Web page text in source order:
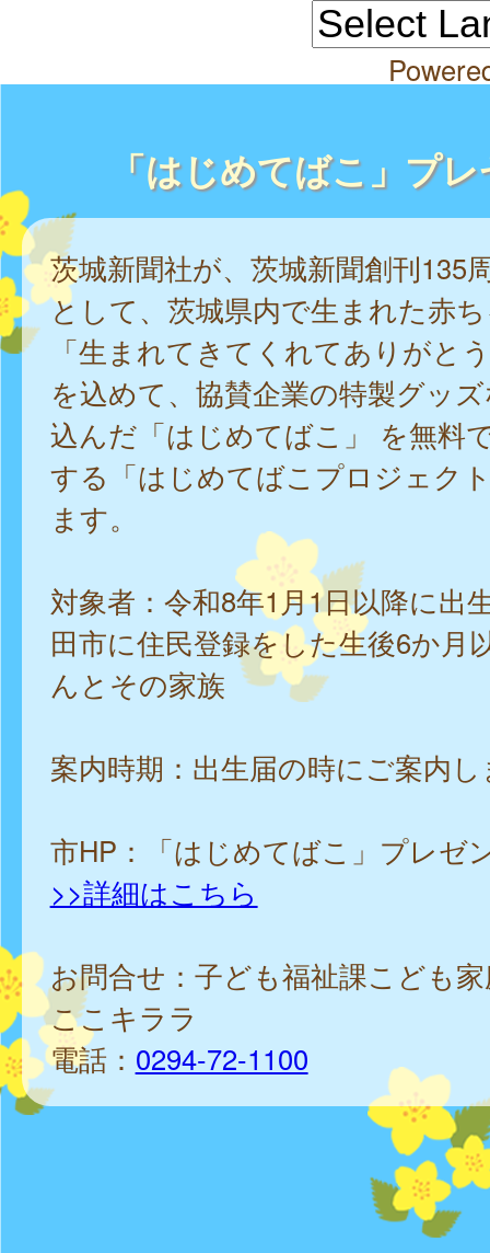
「はじめてばこ」プ
茨城新聞社が、茨城新聞創刊135
として、茨城県内で生まれた赤
「生まれてきてくれてありがと
を込めて、協賛企業の特製グッ
込んだ「はじめてばこ」 を無料
する「はじめてばこプロジェク
ます。
対象者：令和8年1月1日以降に出
田市に住民登録をした生後6か月
んとその家族
案内時期：出生届の時にご案内
市HP：「はじめてばこ」プレゼ
>>詳細はこちら
お問合せ：子ども福祉課こども
ここキララ
電話： 0294-72-1100